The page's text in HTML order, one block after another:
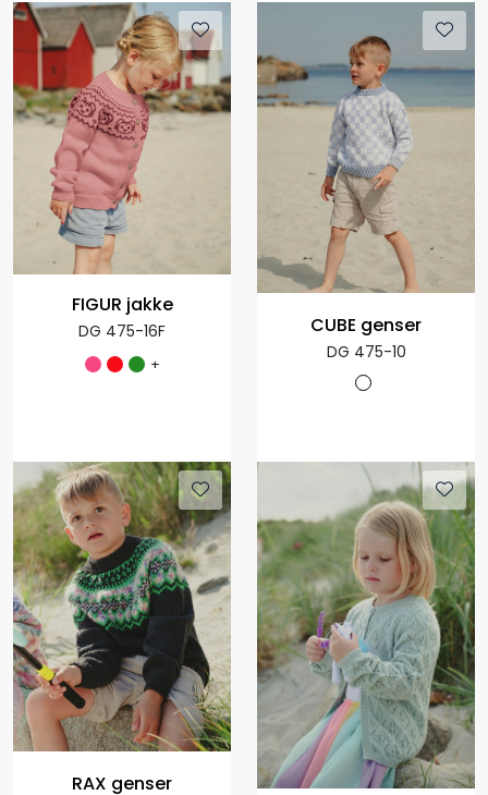
FIGUR jakke
DG 475-16F
+
CUBE genser
DG 475-10
RAX genser